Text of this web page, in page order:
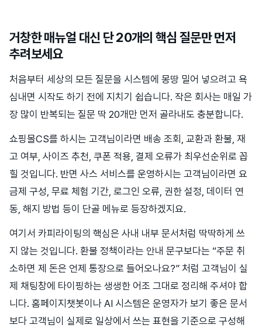
거창한 매뉴얼 대신 단 20개의 핵심 질문만 먼저
추려보세요
처음부터 세상의 모든 질문을 시스템에 몽땅 밀어 넣으려고 욕
심내면 시작도 하기 전에 지치기 쉽습니다. 작은 회사는 매일 가
장 많이 반복되는 질문 딱 20개만 먼저 골라내도 충분합니다.
쇼핑몰CS를 하시는 고객님이라면 배송 조회, 교환과 환불, 재
고 여부, 사이즈 추천, 쿠폰 적용, 결제 오류가 최우선순위로 꼽
힐 것입니다. 반면 사스 서비스를 운영하시는 고객님이라면 요
금제 구성, 무료 체험 기간, 로그인 오류, 권한 설정, 데이터 연
동, 해지 방법 등이 단골 메뉴로 등장하겠지요.
여기서 카피라이팅의 핵심은 사내 내부 문서처럼 딱딱하게 쓰
지 않는 것입니다. 환불 정책이라는 안내 문구보다는 “주문 취
소하면 제 돈은 언제 통장으로 들어오나요?” 처럼 고객님이 실
제 채팅창에 타이핑하는 생생한 어조 그대로 정리해 주셔야 합
니다. 홈페이지챗봇이나 AI 시스템은 운영자가 보기 좋은 문서
보다 고객님이 실제로 일상에서 쓰는 표현을 기준으로 구성해